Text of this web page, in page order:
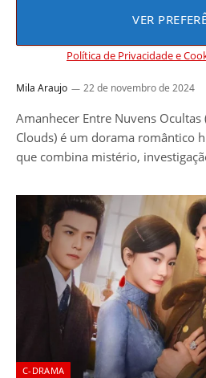
VER
Política de Privacidade e
Amanhecer entre
Mila Araujo 22 de novembro de 2024
Amanhecer Entre Nuvens
Clouds) é um dorama romântico
que combina mistério,
C-DRAMA